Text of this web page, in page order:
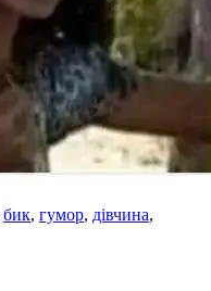
бик, гумор, дівчина,